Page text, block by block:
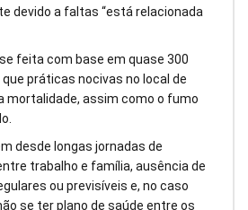
devido a faltas “está relacionada
feita com base em quase 300
práticas nocivas no local de
mortalidade, assim como o fumo
desde longas jornadas de
trabalho e família, ausência de
ou previsíveis e, no caso
se ter plano de saúde entre os